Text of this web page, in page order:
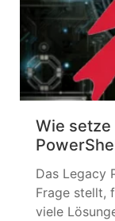
Wie setze
Das Legacy
Frage stellt,
viele